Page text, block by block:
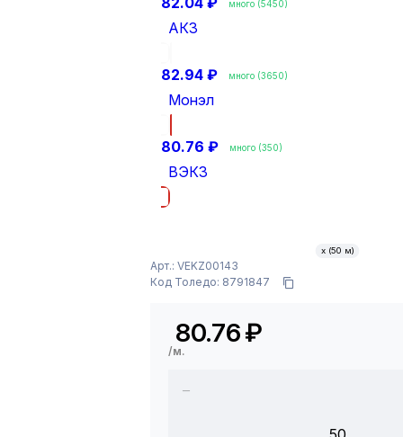
много (5450)
АКЗ
82.94 ₽ много (3650)
Монэл
80.76 ₽ много (350)
ВЭКЗ
Арт.: VEKZ00143
Код Толедо: 8791847
80.76₽
/м.
х (50 м)